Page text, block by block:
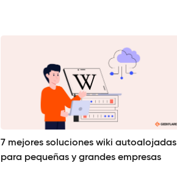
7 mejores soluciones wiki autoalojadas
para pequeñas y grandes empresas